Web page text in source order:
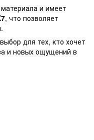
и имеет
, что позволяет
для тех, кто хочет
и новых ощущений в